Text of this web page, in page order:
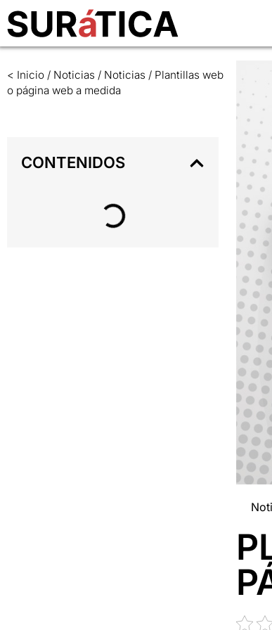
< Inicio / Noticias / Noticias / Plantillas web
o página web a medida
CONTENIDOS